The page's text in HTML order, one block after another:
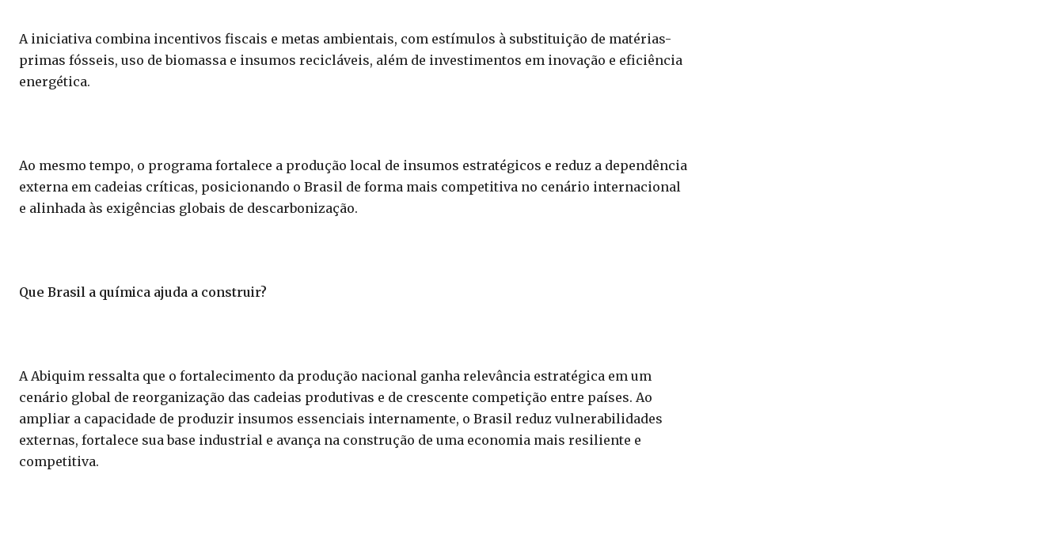
A iniciativa combina incentivos fiscais e metas ambientais, com estímulos à substituição de matérias-
primas fósseis, uso de biomassa e insumos recicláveis, além de investimentos em inovação e eficiência
energética.
Ao mesmo tempo, o programa fortalece a produção local de insumos estratégicos e reduz a dependência
externa em cadeias críticas, posicionando o Brasil de forma mais competitiva no cenário internacional
e alinhada às exigências globais de descarbonização.
Que Brasil a química ajuda a construir?
A Abiquim ressalta que o fortalecimento da produção nacional ganha relevância estratégica em um
cenário global de reorganização das cadeias produtivas e de crescente competição entre países. Ao
ampliar a capacidade de produzir insumos essenciais internamente, o Brasil reduz vulnerabilidades
externas, fortalece sua base industrial e avança na construção de uma economia mais resiliente e
competitiva.